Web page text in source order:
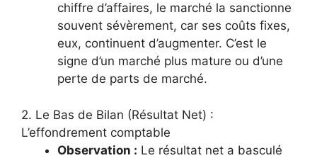
chiffre d’affaires, le marché la sanctionne
souvent sévèrement, car ses coûts fixes,
eux, continuent d’augmenter. C’est le
signe d’un marché plus mature ou d’une
perte de parts de marché.
2. Le Bas de Bilan (Résultat Net) :
L’effondrement comptable
Observation : Le résultat net a basculé